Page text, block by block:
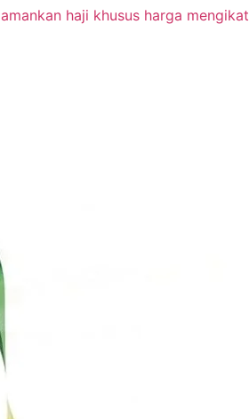
amankan haji khusus harga mengikat